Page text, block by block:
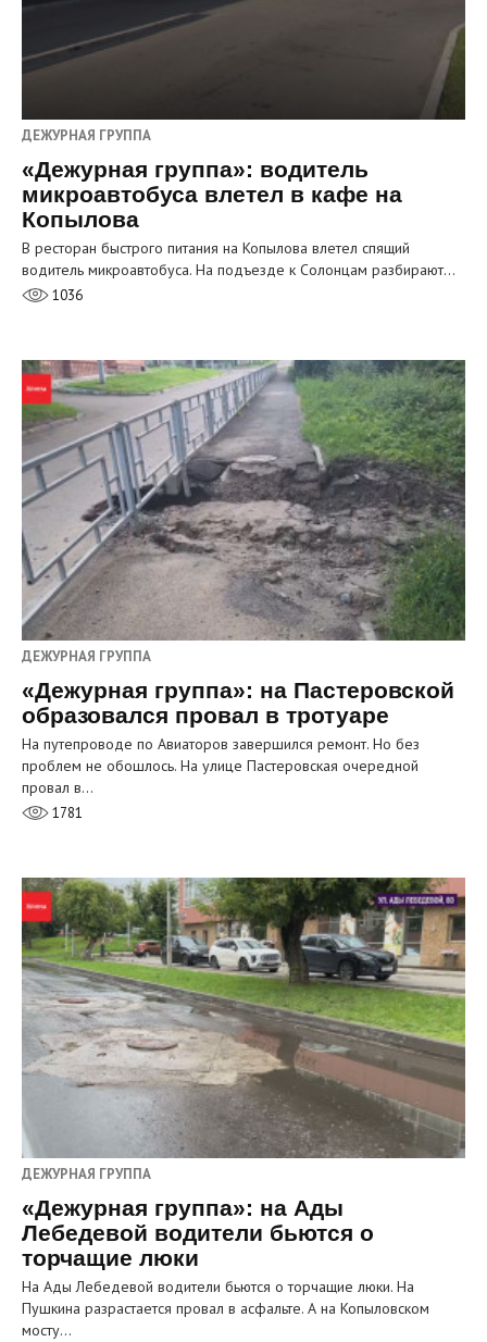
ДЕЖУРНАЯ ГРУППА
«Дежурная группа»: водитель
микроавтобуса влетел в кафе на
Копылова
В ресторан быстрого питания на Копылова влетел спящий
водитель микроавтобуса. На подъезде к Солонцам разбирают…
1036
ДЕЖУРНАЯ ГРУППА
«Дежурная группа»: на Пастеровской
образовался провал в тротуаре
На путепроводе по Авиаторов завершился ремонт. Но без
проблем не обошлось. На улице Пастеровская очередной
провал в…
1781
ДЕЖУРНАЯ ГРУППА
«Дежурная группа»: на Ады
Лебедевой водители бьются о
торчащие люки
На Ады Лебедевой водители бьются о торчащие люки. На
Пушкина разрастается провал в асфальте. А на Копыловском
мосту…